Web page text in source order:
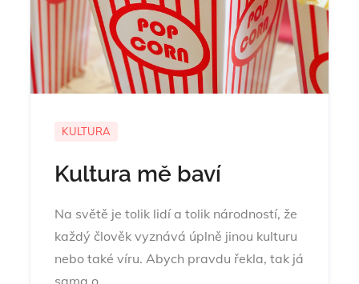
KULTURA
Kultura mě baví
Na světě je tolik lidí a tolik národností, že
každý člověk vyznává úplně jinou kulturu
nebo také víru. Abych pravdu řekla, tak já
sama o…